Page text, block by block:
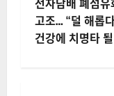
내
비
고조… “덜 해롭
건강에 치명타